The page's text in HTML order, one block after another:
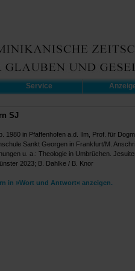
Service
SJ
1980 in Pfaffenhofen a.d. Ilm, Prof. für
Sankt Georgen in Frankfurt/M.
u. a.: Theologie in Umbrüchen.
2023; B. Dahlke / B. Knor
in »Wort und Antwort« anzeigen.